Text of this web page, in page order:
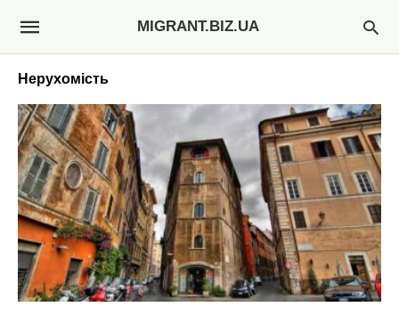
MIGRANT.BIZ.UA
Нерухомість